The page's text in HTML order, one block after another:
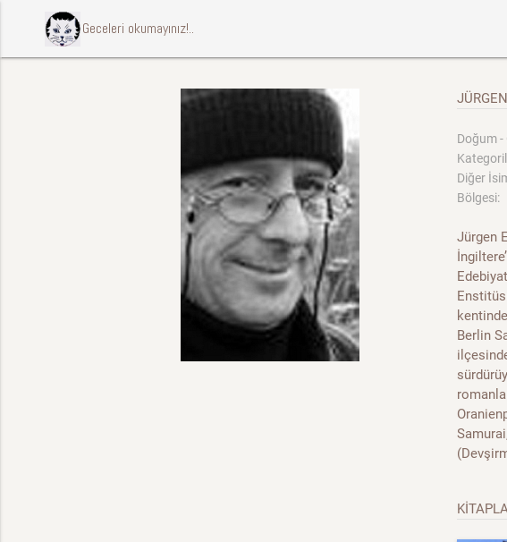
ccccci Geceleri okumayınız!..
Doğum -
Diğer
Bölgesi:
Jürgen
Berlin